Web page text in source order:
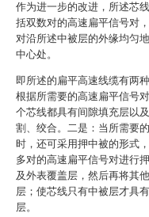
作为进一步的改进，所述芯
括双数对的高速扁平信号对
对沿所述中被层的外缘均匀
中心处。
即所述的扁平高速线缆有两
根据所需要的高速扁平信号
个芯线都具有间隙填充层以
割、绞合。二是：当所需要
时，还可采用押中被的形式
多对的高速扁平信号对进行
及外表覆盖层，然后再将其
层；使芯线只有中被层才具
层。